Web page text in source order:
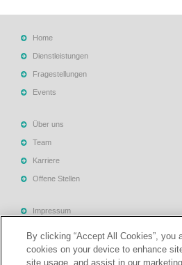
Home
Dienstleistungen
Fragestellungen
Events
Über uns
Team
Karriere
Offene Stellen
Impressum
Datenschutzerklärung
By clicking “Accept All Cookies”, you
cookies on your device to enhance
site usage, and assist in our